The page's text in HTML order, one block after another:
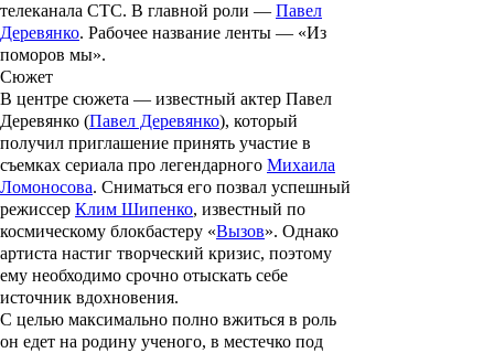
телеканала СТС. В главной роли — Павел
Деревянко. Рабочее название ленты — «Из
поморов мы».
Сюжет
В центре сюжета — известный актер Павел
Деревянко (Павел Деревянко), который
получил приглашение принять участие в
съемках сериала про легендарного Михаила
Ломоносова. Сниматься его позвал успешный
режиссер Клим Шипенко, известный по
космическому блокбастеру «Вызов». Однако
артиста настиг творческий кризис, поэтому
ему необходимо срочно отыскать себе
источник вдохновения.
С целью максимально полно вжиться в роль
он едет на родину ученого, в местечко под